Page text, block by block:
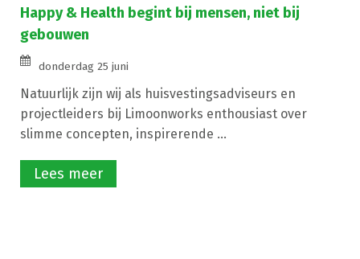
Happy & Health begint bij mensen, niet bij
gebouwen
donderdag 25 juni
Natuurlijk zijn wij als huisvestingsadviseurs en
projectleiders bij Limoonworks enthousiast over
slimme concepten, inspirerende ...
Lees meer